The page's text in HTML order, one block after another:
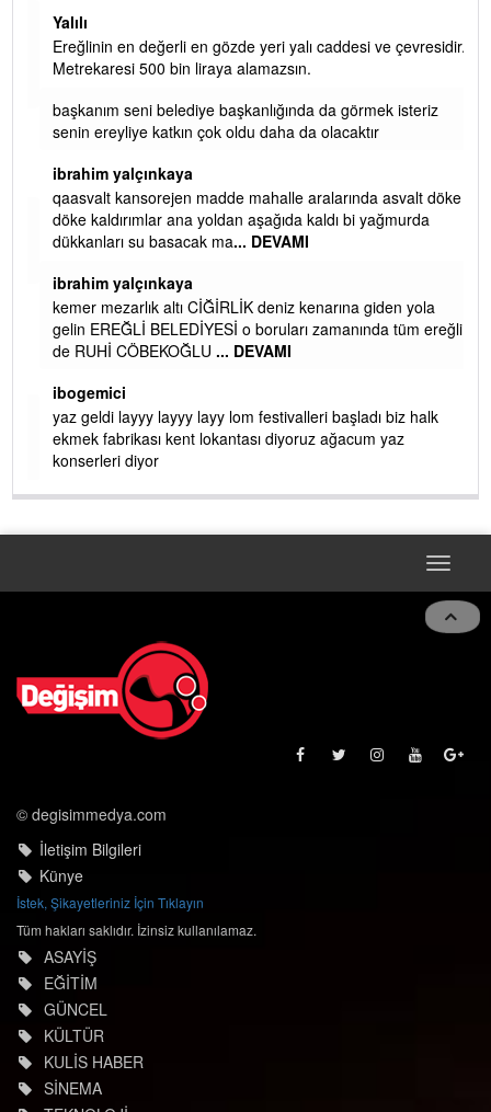
Yalılı
Ereğlinin en değerli en gözde yeri yalı caddesi ve çevresidir.
Metrekaresi 500 bin liraya alamazsın.
başkanım seni belediye başkanlığında da görmek isteriz
senin ereyliye katkın çok oldu daha da olacaktır
ibrahim yalçınkaya
qaasvalt kansorejen madde mahalle aralarında asvalt döke
döke kaldırımlar ana yoldan aşağıda kaldı bi yağmurda
dükkanları su basacak ma... DEVAMI
ibrahim yalçınkaya
kemer mezarlık altı CİĞİRLİK deniz kenarına giden yola
gelin EREĞLİ BELEDİYESİ o boruları zamanında tüm ereğli
de RUHİ CÖBEKOĞLU... DEVAMI
ibogemici
yaz geldi layyy layyy layy lom festivalleri başladı biz halk
ekmek fabrikası kent lokantası diyoruz ağacum yaz
konserleri diyor
Toggle
© degisimmedya.com
İletişim Bilgileri
Künye
İstek, Şikayetleriniz İçin Tıklayın
Tüm hakları saklıdır. İzinsiz kullanılamaz.
ASAYİŞ
EĞİTİM
GÜNCEL
KÜLTÜR
KULİS HABER
SİNEMA